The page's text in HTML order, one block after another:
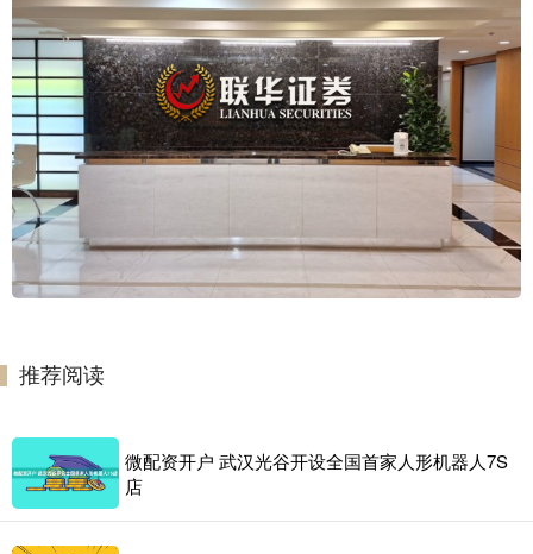
推荐阅读
微配资开户 武汉光谷开设全国首家人形机器人7S
店